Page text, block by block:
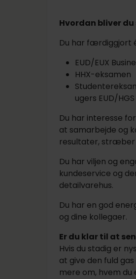
Hvordan bliver
Du har færdiggjort
EUD/EUX
HHX-eksamen
ugers EUD/HGS
Du har interesse
at samarbejde og
resultater, stræber
Du har viljen og
kundeservice og
detailvarehus.
Du har en god
og dine kollegaer.
Er du klar til at
Hvis du stadig er
at give den fuld
mere om, hvem